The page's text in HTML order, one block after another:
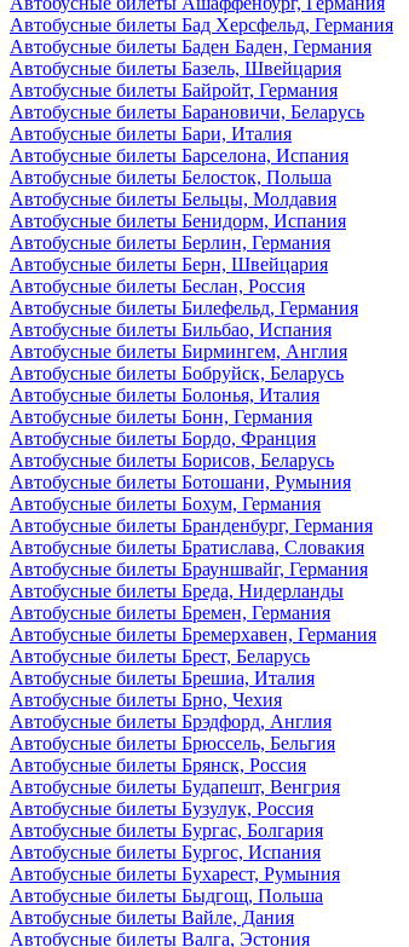
Автобусные билеты Бад Херсфельд, Германия
Автобусные билеты Баден Баден, Германия
Автобусные билеты Базель, Швейцария
Автобусные билеты Байройт, Германия
Автобусные билеты Барановичи, Беларусь
Автобусные билеты Бари, Италия
Автобусные билеты Барселона, Испания
Автобусные билеты Белосток, Польша
Автобусные билеты Бельцы, Молдавия
Автобусные билеты Бенидорм, Испания
Автобусные билеты Берлин, Германия
Автобусные билеты Берн, Швейцария
Автобусные билеты Беслан, Россия
Автобусные билеты Билефельд, Германия
Автобусные билеты Бильбао, Испания
Автобусные билеты Бирмингем, Англия
Автобусные билеты Бобруйск, Беларусь
Автобусные билеты Болонья, Италия
Автобусные билеты Бонн, Германия
Автобусные билеты Бордо, Франция
Автобусные билеты Борисов, Беларусь
Автобусные билеты Ботошани, Румыния
Автобусные билеты Бохум, Германия
Автобусные билеты Бранденбург, Германия
Автобусные билеты Братислава, Словакия
Автобусные билеты Брауншвайг, Германия
Автобусные билеты Бреда, Нидерланды
Автобусные билеты Бремен, Германия
Автобусные билеты Бремерхавен, Германия
Автобусные билеты Брест, Беларусь
Автобусные билеты Брешиа, Италия
Автобусные билеты Брно, Чехия
Автобусные билеты Брэдфорд, Англия
Автобусные билеты Брюссель, Бельгия
Автобусные билеты Брянск, Россия
Автобусные билеты Будапешт, Венгрия
Автобусные билеты Бузулук, Россия
Автобусные билеты Бургас, Болгария
Автобусные билеты Бургос, Испания
Автобусные билеты Бухарест, Румыния
Автобусные билеты Быдгощ, Польша
Автобусные билеты Вайле, Дания
Автобусные билеты Валга, Эстония